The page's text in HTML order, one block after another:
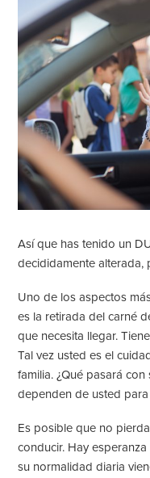
Así que has tenido un
decididamente alterada,
Uno de los aspectos
es la retirada del carné
que necesita llegar.
Tal vez usted es el
familia. ¿Qué pasará
dependen de usted
Es posible que no
conducir. Hay
su normalidad diaria